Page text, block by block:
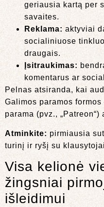
geriausia kartą per
savaites.
Reklama: aktyviai
socialiniuose
draugais.
Įsitraukimas:
komentarus ar
Pelnas atsiranda, kai
Galimos paramos
parama (pvz.,
Atminkite: pirmiausia
turinį ir ryšį su
Visa kelionė
žingsniai
išleidimui